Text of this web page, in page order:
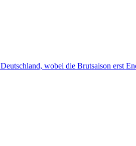
wobei die Brutsaison erst